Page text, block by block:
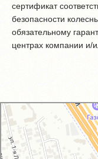
сертификат
безопасности
обязательному
центрах компании и/
GM-City&VAG-Repair
Автосервис, автотехцентр в
Магазин автозапчастей и